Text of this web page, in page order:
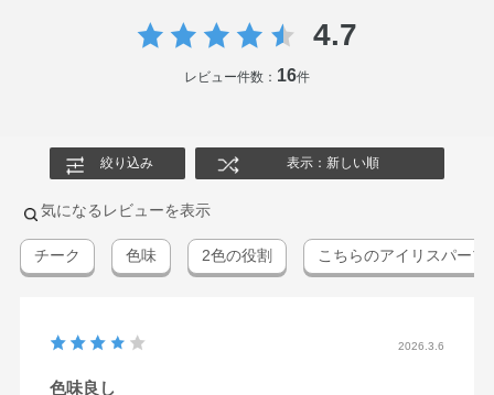
4.7
レビュー件数： 16件
絞り込み 表示：新しい順
気になるレビューを表示
チーク 色味 2色の役割 こちらのアイリスパープ
2026.3.6
色味良し